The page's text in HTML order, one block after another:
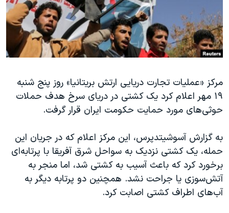
فرهنگ و زندگی
حقوق شهروندی
اقتصادی
اسرائیل در جنگ
گالری عکس
مستندها
انتخابات ریاست جمهوری آمریکا ۲۰۲۴
حمله جمهوری اسلامی به اسرائیل
ورزش زنان در ایران
اعتراضات زن، زندگی، آزادی
تریبونال مردمی آبان ۹۸
دادگاه حمید نوری
چهل سال گروگان‌گیری
قانون شفافیت دارائی کادر رهبری ایران
دنبال کنید
زبانهای مختلف
مرکز «عملیات تجارت دریایی ارتش بریتانیا» روز پنج شنبه
۱۹ مهر اعلام کرد یک کشتی در دریای سرخ هدف حملات
حوثی‌های مورد حمایت حکومت ایران قرار گرفت.
به گزارش آسوشیتدپرس، این مرکز اعلام که در جریان این
حمله، یک کشتی نزدیک به سواحل شرق آفریقا با پرتابه‌ای
برخورد کرد که باعث آسیب به کشتی شد، اما منجر به
آتش‌سوزی یا جراحت نشد. همچنین دو پرتابه دیگر به
آب‌های اطراف کشتی اصابت کرد.